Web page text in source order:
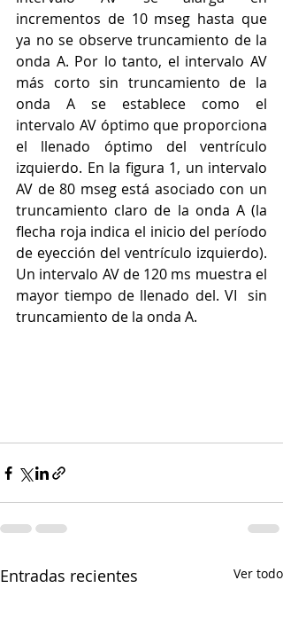
incrementos de 10 mseg hasta que
ya no se observe truncamiento de la
onda A. Por lo tanto, el intervalo AV
más corto sin truncamiento de la
onda A se establece como el
intervalo AV óptimo que proporciona
el llenado óptimo del ventrículo
izquierdo. En la figura 1, un intervalo
AV de 80 mseg está asociado con un
truncamiento claro de la onda A (la
flecha roja indica el inicio del período
de eyección del ventrículo izquierdo).
Un intervalo AV de 120 ms muestra el
mayor tiempo de llenado del. VI  sin
truncamiento de la onda A.
Entradas recientes Ver todo